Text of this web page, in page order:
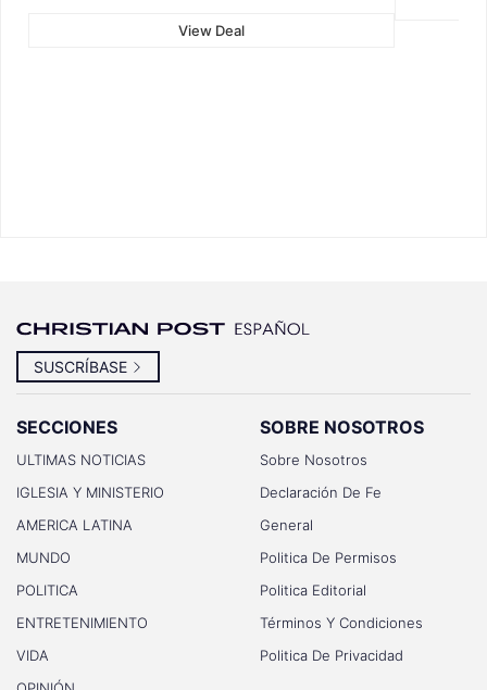
View Deal
SUSCRÍBASE
SECCIONES
ULTIMAS NOTICIAS
IGLESIA Y MINISTERIO
AMERICA LATINA
MUNDO
POLITICA
ENTRETENIMIENTO
VIDA
SOBRE NOSOTROS
Sobre Nosotros
Declaración De Fe
General
Politica De Permisos
Politica Editorial
Términos Y Condiciones
Politica De Privacidad